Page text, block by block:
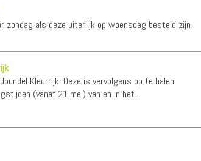
zondag als deze uiterlijk op woensdag besteld zijn
Kleurrijk. Deze is vervolgens op te halen
(vanaf 21 mei) van en in het...